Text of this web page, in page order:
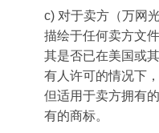
c) 对于卖方（万网
描绘于任何卖方文
其是否已在美国或
有人许可的情况下
但适用于卖方拥有
有的商标。